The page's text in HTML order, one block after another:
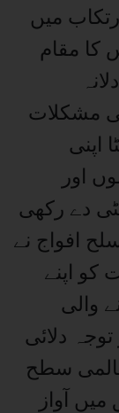
میں
کا مقام
مشکلات
اپنی
اور
دے رکھی
افواج نے
کو اپنے
والی
دلائی
سطح
آواز